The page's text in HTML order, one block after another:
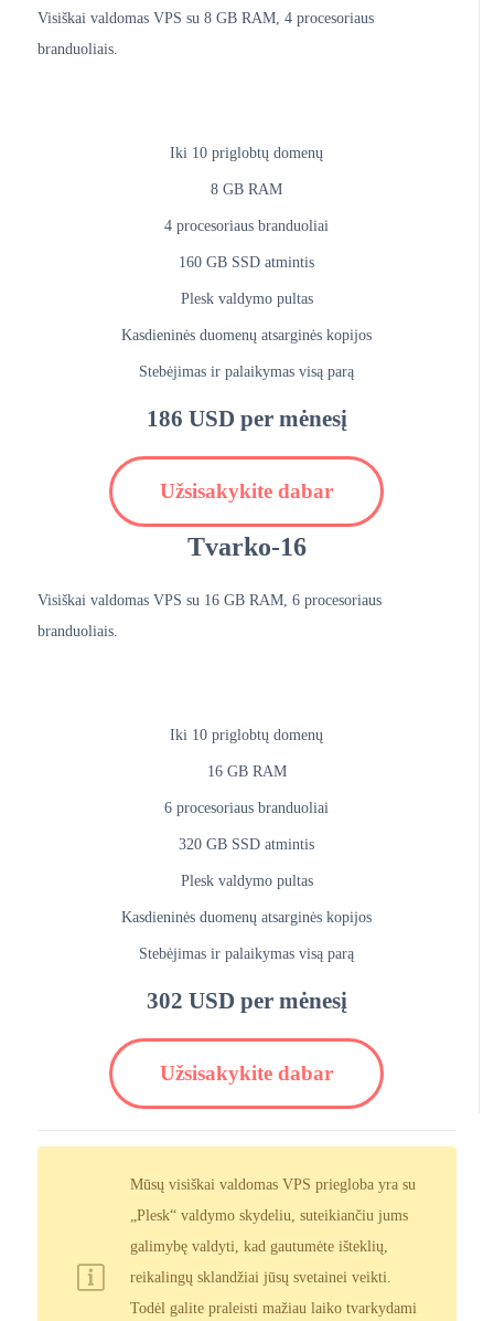
Visiškai valdomas VPS su 8 GB RAM, 4 procesoriaus
branduoliais.
Iki 10 priglobtų domenų
8 GB RAM
4 procesoriaus branduoliai
160 GB SSD atmintis
Plesk valdymo pultas
Kasdieninės duomenų atsarginės kopijos
Stebėjimas ir palaikymas visą parą
186 USD per mėnesį
Užsisakykite dabar
Tvarko-16
Visiškai valdomas VPS su 16 GB RAM, 6 procesoriaus
branduoliais.
Iki 10 priglobtų domenų
16 GB RAM
6 procesoriaus branduoliai
320 GB SSD atmintis
Plesk valdymo pultas
Kasdieninės duomenų atsarginės kopijos
Stebėjimas ir palaikymas visą parą
302 USD per mėnesį
Užsisakykite dabar
Mūsų visiškai valdomas VPS priegloba yra su
„Plesk“ valdymo skydeliu, suteikiančiu jums
galimybę valdyti, kad gautumėte išteklių,
reikalingų sklandžiai jūsų svetainei veikti.
Todėl galite praleisti mažiau laiko tvarkydami